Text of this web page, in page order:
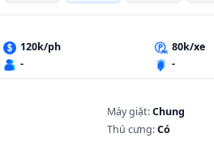
120k/ph
80k/xe
- -
Máy giặt:Chung
Thú cưng:Có